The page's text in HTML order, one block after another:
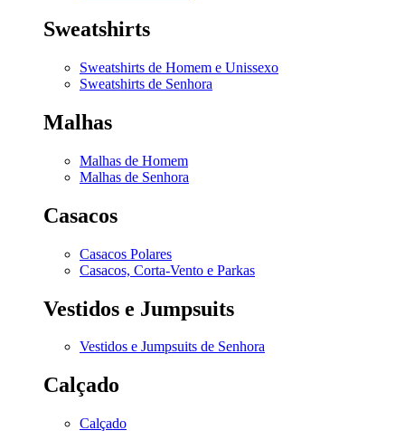
Sweatshirts
Sweatshirts de Homem e Unissexo
Sweatshirts de Senhora
Malhas
Malhas de Homem
Malhas de Senhora
Casacos
Casacos Polares
Casacos, Corta-Vento e Parkas
Vestidos e Jumpsuits
Vestidos e Jumpsuits de Senhora
Calçado
Calçado